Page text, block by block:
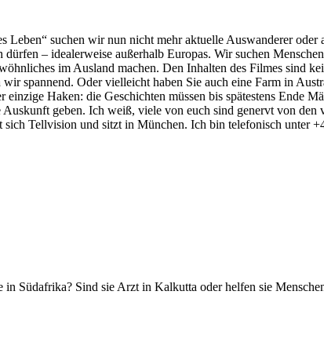
suchen wir nun nicht mehr aktuelle Auswanderer oder
– idealerweise außerhalb Europas. Wir suchen
im Ausland machen. Den Inhalten des Filmes sind
spannend. Oder vielleicht haben Sie auch eine Farm in
Haken: die Geschichten müssen bis spätestens Ende
geben. Ich weiß, viele von euch sind genervt von den
Tellvision und sitzt in München. Ich bin telefonisch unter
Südafrika? Sind sie Arzt in Kalkutta oder helfen sie